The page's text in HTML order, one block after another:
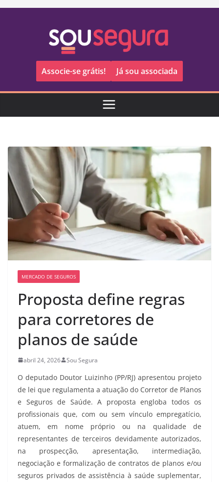
Pular
Associe-se grátis! Já sou associada
MERCADO DE SEGUROS
Proposta define regras
para corretores de
planos de saúde
abril 24, 2026 Sou Segura
O deputado Doutor Luizinho (PP/RJ) apresentou projeto
de lei que regulamenta a atuação do Corretor de Planos
e Seguros de Saúde. A proposta engloba todos os
profissionais que, com ou sem vínculo empregatício,
atuem, em nome próprio ou na qualidade de
representantes de terceiros devidamente autorizados,
na prospecção, apresentação, intermediação,
negociação e formalização de contratos de planos e/ou
seguros privados de assistência à saúde suplementar,